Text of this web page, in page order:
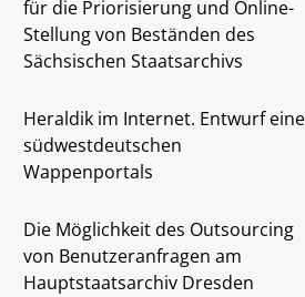
für die Priorisierung und Online-
Stellung von Beständen des
Sächsischen Staatsarchivs
Heraldik im Internet. Entwurf
südwestdeutschen
Wappenportals
Die Möglichkeit des Outsourcing
von Benutzeranfragen am
Hauptstaatsarchiv Dresden